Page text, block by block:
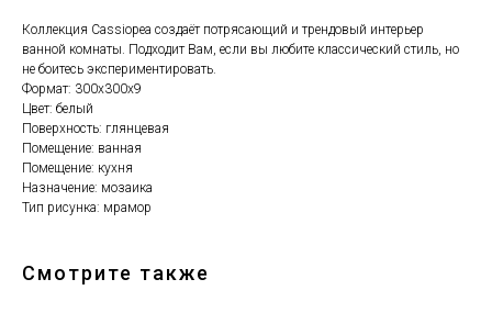
Коллекция Cassiopea создаёт потрясающий и трендовый интерьер
ванной комнаты. Подходит Вам, если вы любите классический стиль, но
не боитесь экспериментировать.
Формат: 300х300х9
Цвет: белый
Поверхность: глянцевая
Помещение: ванная
Помещение: кухня
Назначение: мозаика
Тип рисунка: мрамор
Смотрите также